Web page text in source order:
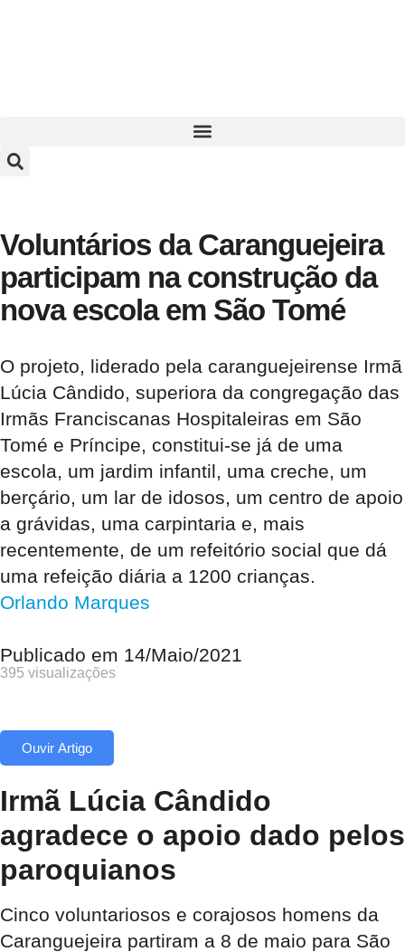
Voluntários da Caranguejeira
participam na construção da
nova escola em São Tomé
O projeto, liderado pela caranguejeirense Irmã
Lúcia Cândido, superiora da congregação das
Irmãs Franciscanas Hospitaleiras em São
Tomé e Príncipe, constitui-se já de uma
escola, um jardim infantil, uma creche, um
berçário, um lar de idosos, um centro de apoio
a grávidas, uma carpintaria e, mais
recentemente, de um refeitório social que dá
uma refeição diária a 1200 crianças.
Orlando Marques
Publicado em 14/Maio/2021
395 visualizações
Ouvir Artigo
Irmã Lúcia Cândido
agradece o apoio dado pelos
paroquianos
Cinco voluntariosos e corajosos homens da
Caranguejeira partiram a 8 de maio para São